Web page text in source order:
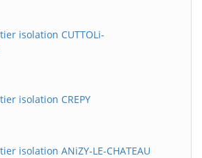
isolation CUTTOLi-
isolation CREPY
isolation ANiZY-LE-CHATEAU